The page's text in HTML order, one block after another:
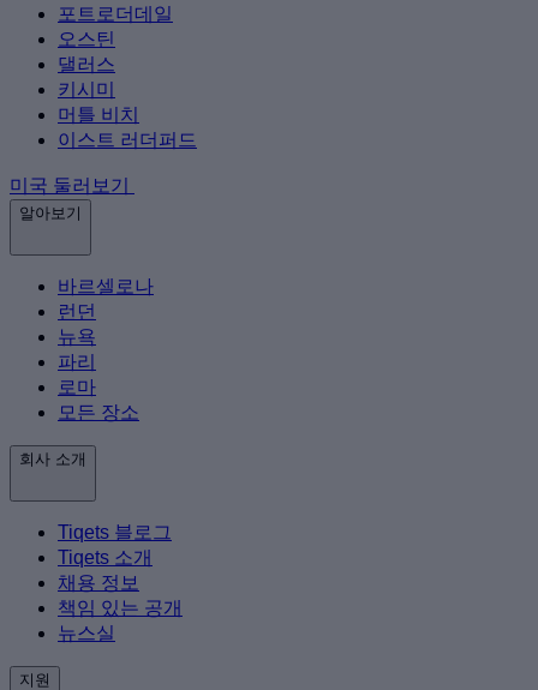
포트로더데일
오스틴
댈러스
키시미
머틀 비치
이스트 러더퍼드
미국 둘러보기
알아보기
바르셀로나
런던
뉴욕
파리
로마
모든 장소
회사 소개
Tiqets 블로그
Tiqets 소개
채용 정보
책임 있는 공개
뉴스실
지원